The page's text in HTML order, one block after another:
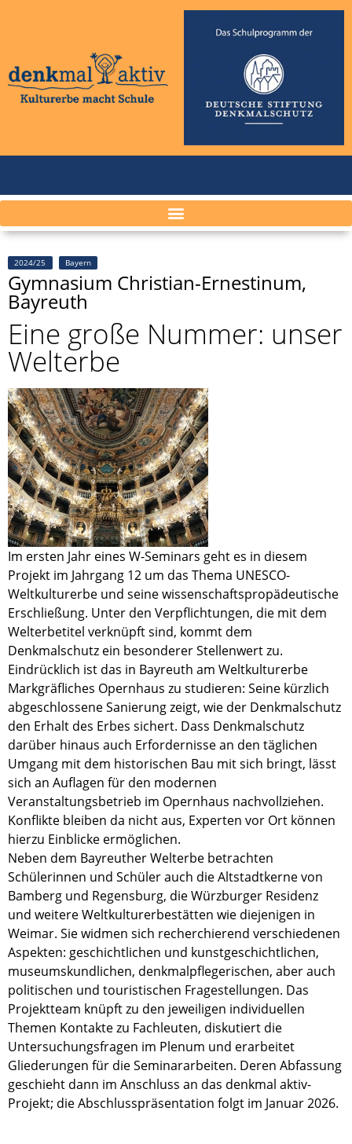
2024/25 Bayern
Gymnasium Christian-Ernestinum,
Bayreuth
Eine große Nummer: unser
Welterbe
Im ersten Jahr eines W-Seminars geht es in diesem
Projekt im Jahrgang 12 um das Thema UNESCO-
Weltkulturerbe und seine wissenschaftspropädeutische
Erschließung. Unter den Verpflichtungen, die mit dem
Welterbetitel verknüpft sind, kommt dem
Denkmalschutz ein besonderer Stellenwert zu.
Eindrücklich ist das in Bayreuth am Weltkulturerbe
Markgräfliches Opernhaus zu studieren: Seine kürzlich
abgeschlossene Sanierung zeigt, wie der Denkmalschutz
den Erhalt des Erbes sichert. Dass Denkmalschutz
darüber hinaus auch Erfordernisse an den täglichen
Umgang mit dem historischen Bau mit sich bringt, lässt
sich an Auflagen für den modernen
Veranstaltungsbetrieb im Opernhaus nachvollziehen.
Konflikte bleiben da nicht aus, Experten vor Ort können
hierzu Einblicke ermöglichen.
Neben dem Bayreuther Welterbe betrachten
Schülerinnen und Schüler auch die Altstadtkerne von
Bamberg und Regensburg, die Würzburger Residenz
und weitere Weltkulturerbestätten wie diejenigen in
Weimar. Sie widmen sich recherchierend verschiedenen
Aspekten: geschichtlichen und kunstgeschichtlichen,
museumskundlichen, denkmalpflegerischen, aber auch
politischen und touristischen Fragestellungen. Das
Projektteam knüpft zu den jeweiligen individuellen
Themen Kontakte zu Fachleuten, diskutiert die
Untersuchungsfragen im Plenum und erarbeitet
Gliederungen für die Seminararbeiten. Deren Abfassung
geschieht dann im Anschluss an das denkmal aktiv-
Projekt; die Abschlusspräsentation folgt im Januar 2026.